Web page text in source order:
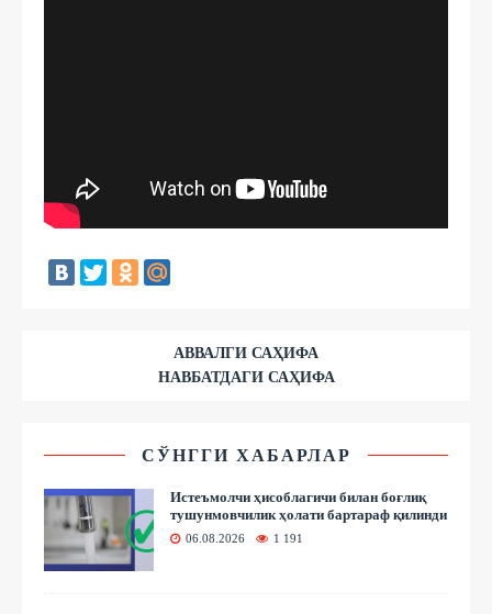
АВВАЛГИ САҲИФА
НАВБАТДАГИ САҲИФА
СЎНГГИ ХАБАРЛАР
Истеъмолчи ҳисоблагичи билан боғлиқ
тушунмовчилик ҳолати бартараф қилинди
06.08.2026 1 191